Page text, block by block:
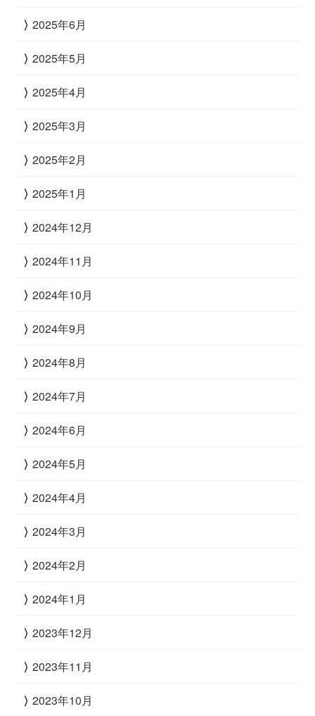
2025年6月
2025年5月
2025年4月
2025年3月
2025年2月
2025年1月
2024年12月
2024年11月
2024年10月
2024年9月
2024年8月
2024年7月
2024年6月
2024年5月
2024年4月
2024年3月
2024年2月
2024年1月
2023年12月
2023年11月
2023年10月